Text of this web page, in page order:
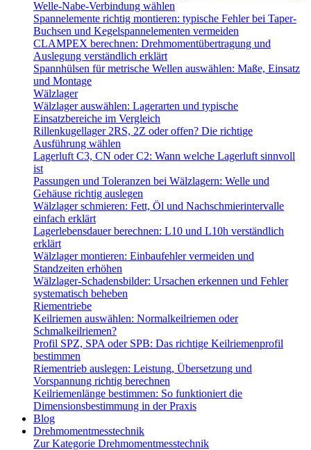
Welle-Nabe-Verbindung wählen
Spannelemente richtig montieren: typische Fehler bei Taper-
Buchsen und Kegelspannelementen vermeiden
CLAMPEX berechnen: Drehmomentübertragung und
Auslegung verständlich erklärt
Spannhülsen für metrische Wellen auswählen: Maße, Einsatz
und Montage
Wälzlager
Wälzlager auswählen: Lagerarten und typische
Einsatzbereiche im Vergleich
Rillenkugellager 2RS, 2Z oder offen? Die richtige
Ausführung wählen
Lagerluft C3, CN oder C2: Wann welche Lagerluft sinnvoll
ist
Passungen und Toleranzen bei Wälzlagern: Welle und
Gehäuse richtig auslegen
Wälzlager schmieren: Fett, Öl und Nachschmierintervalle
einfach erklärt
Lagerlebensdauer berechnen: L10 und L10h verständlich
erklärt
Wälzlager montieren: Einbaufehler vermeiden und
Standzeiten erhöhen
Wälzlager-Schadensbilder: Ursachen erkennen und Fehler
systematisch beheben
Riementriebe
Keilriemen auswählen: Normalkeilriemen oder
Schmalkeilriemen?
Profil SPZ, SPA oder SPB: Das richtige Keilriemenprofil
bestimmen
Riementrieb auslegen: Leistung, Übersetzung und
Vorspannung richtig berechnen
Keilriemenlänge bestimmen: So funktioniert die
Dimensionsbestimmung in der Praxis
Blog
Drehmomentmesstechnik
Zur Kategorie Drehmomentmesstechnik